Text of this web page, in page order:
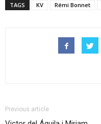
TAGS KV Rémi Bonnet
Previous article